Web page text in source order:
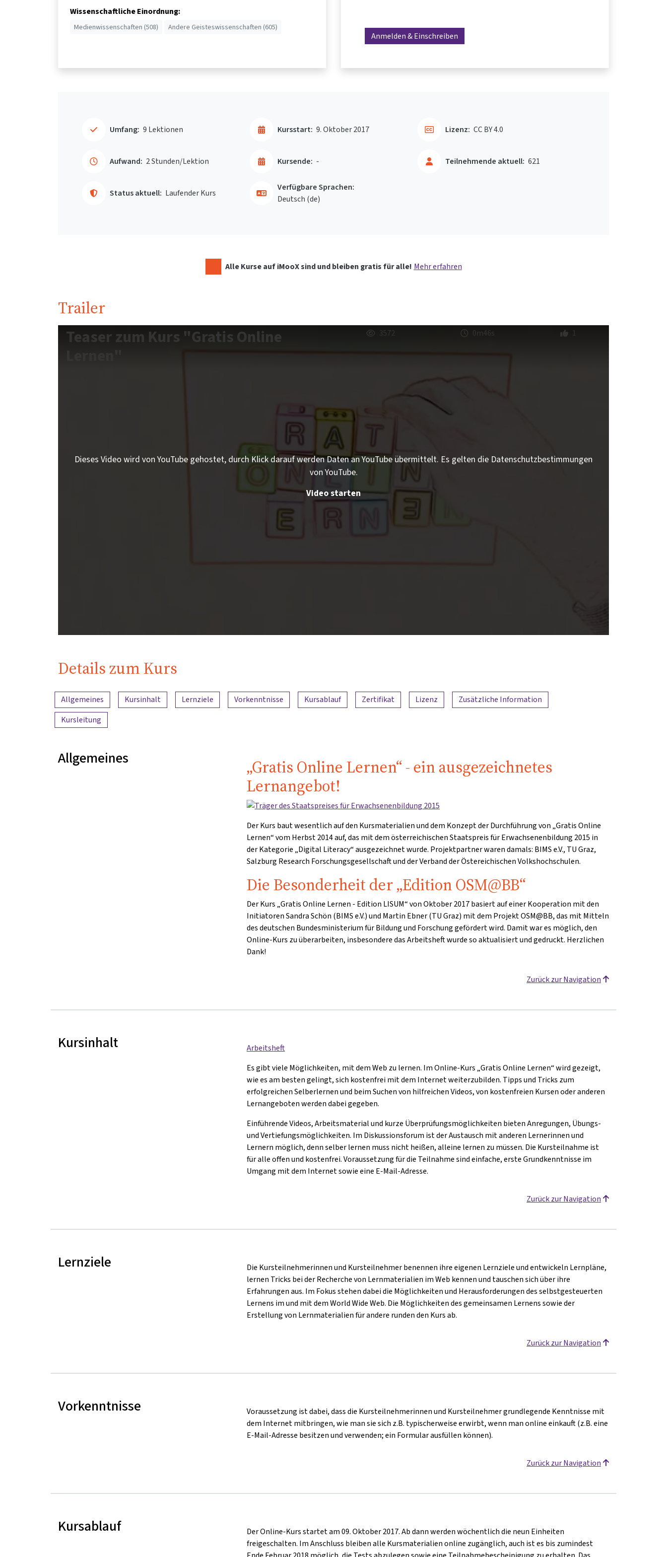
Wissenschaftliche Einordnung:
Medienwissenschaften (508) Andere Geisteswissenschaften (605)
Anmelden & Einschreiben
Umfang: 9 Lektionen
Aufwand: 2 Stunden/Lektion
Kursstart: 9. Oktober 2017
Kursende: -
Status aktuell: Laufender Kurs
Teilnehmende aktuell: 621
Lizenz: CC BY 4.0
Verfügbare Sprachen:
Deutsch ‎(de)‎
Alle Kurse auf iMooX sind und bleiben gratis für alle! Mehr erfahren
Trailer
Teaser zum Kurs "Gratis Online
3572 0m46s 1
Dieses Video wird von YouTube gehostet, durch Klick darauf werden Daten an YouTube übermittelt. Es gelten die Datenschutzbestimmungen
von YouTube.
Video starten
Details zum Kurs
Inhaltsübersicht
Allgemeines Kursinhalt Lernziele Vorkenntnisse Kursablauf Zertifikat Lizenz
Zusätzliche Information
Kursleitung
Allgemeines
„Gratis Online Lernen“ - ein ausgezeichnetes
Lernangebot!
Der Kurs baut wesentlich auf den Kursmaterialien und dem Konzept der Durchführung von „Gratis Online
Lernen“ vom Herbst 2014 auf, das mit dem österreichischen Staatspreis für Erwachsenenbildung 2015 in
der Kategorie „Digital Literacy“ ausgezeichnet wurde. Projektpartner waren damals: BIMS e.V., TU Graz,
Salzburg Research Forschungsgesellschaft und der Verband der Östereichischen Volkshochschulen.
Die Besonderheit der „Edition OSM@BB“
Der Kurs „Gratis Online Lernen - Edition LISUM“ von Oktober 2017 basiert auf einer Kooperation mit den
Initiatoren Sandra Schön (BIMS e.V.) und Martin Ebner (TU Graz) mit dem Projekt OSM@BB, das mit Mitteln
des deutschen Bundesministerium für Bildung und Forschung gefördert wird. Damit war es möglich, den
Online-Kurs zu überarbeiten, insbesondere das Arbeitsheft wurde so aktualisiert und gedruckt. Herzlichen
Dank!
Zurück zur Navigation
Kursinhalt
Arbeitsheft
Es gibt viele Möglichkeiten, mit dem Web zu lernen. Im Online-Kurs „Gratis Online Lernen“ wird gezeigt,
wie es am besten gelingt, sich kostenfrei mit dem Internet weiterzubilden. Tipps und Tricks zum
erfolgreichen Selberlernen und beim Suchen von hilfreichen Videos, von kostenfreien Kursen oder anderen
Lernangeboten werden dabei gegeben.
Einführende Videos, Arbeitsmaterial und kurze Überprüfungsmöglichkeiten bieten Anregungen, Übungs-
und Vertiefungsmöglichkeiten. Im Diskussionsforum ist der Austausch mit anderen Lernerinnen und
Lernern möglich, denn selber lernen muss nicht heißen, alleine lernen zu müssen. Die Kursteilnahme ist
für alle offen und kostenfrei. Voraussetzung für die Teilnahme sind einfache, erste Grundkenntnisse im
Umgang mit dem Internet sowie eine E-Mail-Adresse.
Zurück zur Navigation
Lernziele
Die Kursteilnehmerinnen und Kursteilnehmer benennen ihre eigenen Lernziele und entwickeln Lernpläne,
lernen Tricks bei der Recherche von Lernmaterialien im Web kennen und tauschen sich über ihre
Erfahrungen aus. Im Fokus stehen dabei die Möglichkeiten und Herausforderungen des selbstgesteuerten
Lernens im und mit dem World Wide Web. Die Möglichkeiten des gemeinsamen Lernens sowie der
Erstellung von Lernmaterialien für andere runden den Kurs ab.
Zurück zur Navigation
Vorkenntnisse
Voraussetzung ist dabei, dass die Kursteilnehmerinnen und Kursteilnehmer grundlegende Kenntnisse mit
dem Internet mitbringen, wie man sie sich z.B. typischerweise erwirbt, wenn man online einkauft (z.B. eine
E-Mail-Adresse besitzen und verwenden; ein Formular ausfüllen können).
Zurück zur Navigation
Kursablauf
Der Online-Kurs startet am 09. Oktober 2017. Ab dann werden wöchentlich die neun Einheiten
freigeschalten. Im Anschluss bleiben alle Kursmaterialien online zugänglich, auch ist es bis zumindest